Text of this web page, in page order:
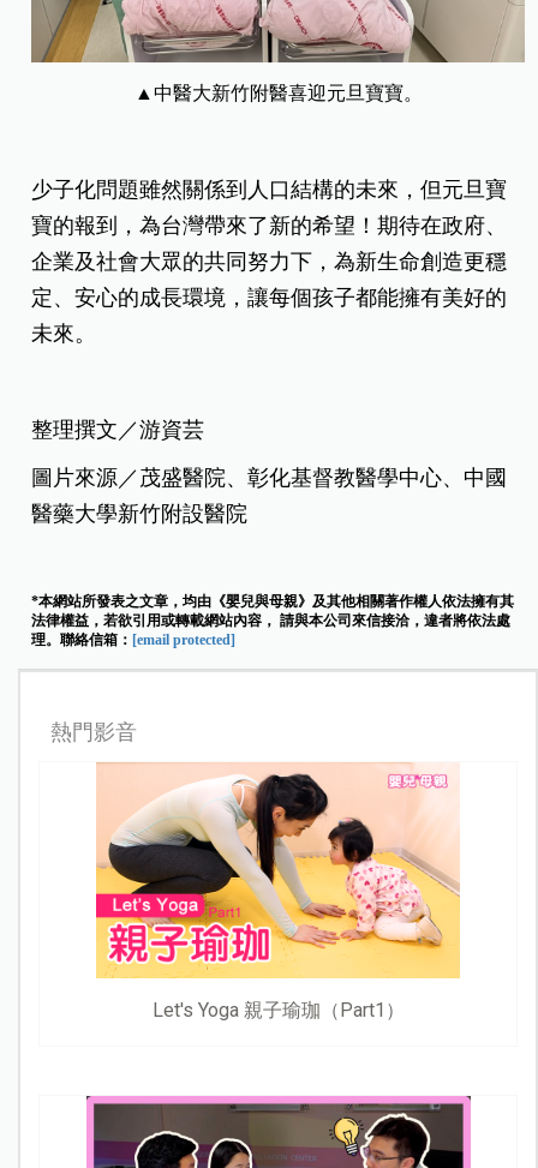
▲中醫大新竹附醫喜迎元旦寶寶。
少子化問題雖然關係到人口結構的未來，但元旦寶
寶的報到，為台灣帶來了新的希望！期待在政府、
企業及社會大眾的共同努力下，為新生命創造更穩
定、安心的成長環境，讓每個孩子都能擁有美好的
未來。
整理撰文／游資芸
圖片來源／茂盛醫院、彰化基督教醫學中心、中國
醫藥大學新竹附設醫院
*本網站所發表之文章，均由《嬰兒與母親》及其他相關著作權人依法擁有其
法律權益，若欲引用或轉載網站內容， 請與本公司來信接洽，違者將依法處
理。聯絡信箱： [email protected]
熱門影音
Let's Yoga 親子瑜珈（Part1）